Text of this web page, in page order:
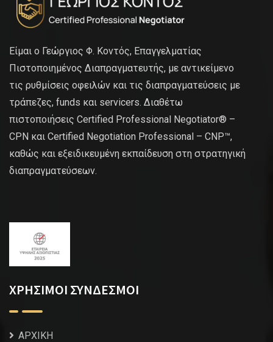
Είμαι ο Γεώργιος Φ. Κοντός, Επαγγελματίας
Πιστοποιημένος Διαπραγματευτής, με αντικείμενο
τις ρυθμίσεις οφειλών και τις διαπραγματεύσεις με
τράπεζες, funds και servicers. Διαθέτω
πιστοποιήσεις Certified Professional Negotiator® –
CPN και Certified Negotiation Professional – CNP™,
καθώς και εξειδικευμένη εκπαίδευση στη στρατηγική
διαπραγματεύσεων.
ΧΡΗΣΙΜΟΙ ΣΥΝΔΕΣΜΟΙ
ΑΡΧΙΚΗ